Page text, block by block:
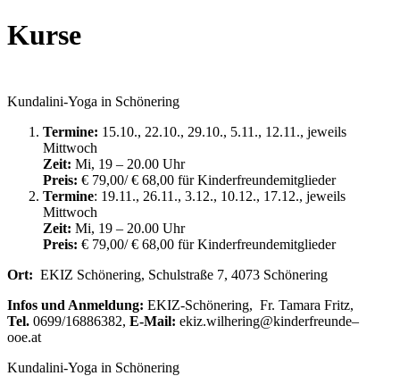
Kurse
Kundalini-Yoga in Schönering
Termine: 15.10., 22.10., 29.10., 5.11., 12.11., jeweils
Mittwoch
Zeit: Mi, 19 – 20.00 Uhr
Preis: € 79,00/ € 68,00 für Kinderfreundemitglieder
Termine: 19.11., 26.11., 3.12., 10.12., 17.12., jeweils
Mittwoch
Zeit: Mi, 19 – 20.00 Uhr
Preis: € 79,00/ € 68,00 für Kinderfreundemitglieder
Ort: EKIZ Schönering, Schulstraße 7, 4073 Schönering
Infos und Anmeldung: EKIZ-Schönering, Fr. Tamara Fritz,
Tel. 0699/16886382, E-Mail: ekiz.wilhering@kinderfreunde–
ooe.at
Kundalini-Yoga in Schönering